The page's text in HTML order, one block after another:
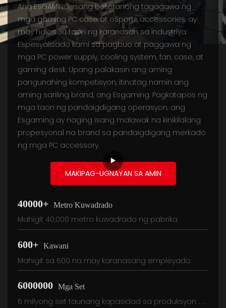
Ang ESGAMING, isang beteranong tagagawa ng
mga gaming PC case at eSports accessories, ay
may halos 30 taon ng karanasan sa industriya.
Espesyalisado kami sa pagbuo at paggawa ng
mga PC power supply, cooling system, fan, case, at
gaming desk. Upang palakasin ang aming
pangunahing kompetisyon, itinatag namin ang
aming sariling brand, ang Esgaming. Pagkatapos ng
mga taon ng pandaigdigang operasyon, ang
Esgaming ay naging isang malawak na kinikilalang
propesyonal na brand sa pandaigdigang merkado
ng mga PC accessory.
MAKIPAG-UGNAYAN SA AMIN
40000+ Metro Kuwadrado
Mahigit 40,000 metro kuwadrado ng pabrika
600+ Kawani
Mahigit sa 600 na may karanasang empleyado
6000000 Mga Set
6 milyong set taunang kapasidad sa produksyon ng